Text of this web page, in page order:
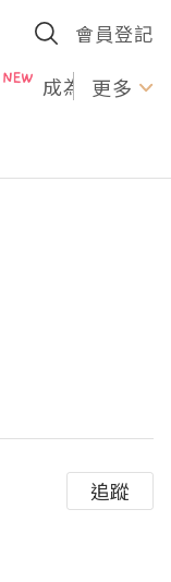
會員登記
成為U更多
追蹤